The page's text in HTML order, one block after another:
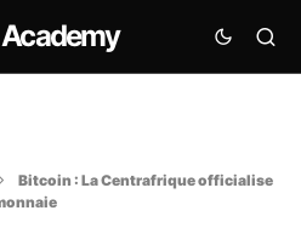
Bitcoin : La Centrafrique officialise